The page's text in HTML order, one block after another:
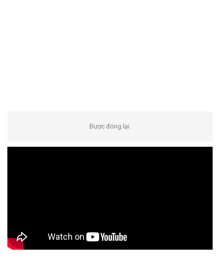
Được đóng lại.